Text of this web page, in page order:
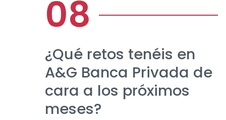
¿Qué retos tenéis en
A&G Banca Privada de
cara a los próximos
meses?